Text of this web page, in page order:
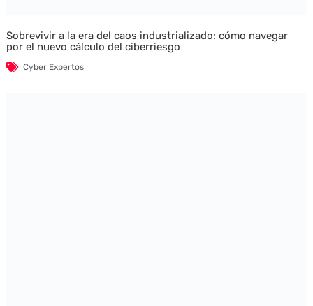
Sobrevivir a la era del caos industrializado: cómo navegar
por el nuevo cálculo del ciberriesgo
Cyber Expertos